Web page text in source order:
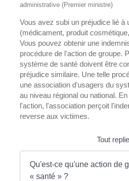
administrative (Premier ministre)
Vous avez subi un préjudice lié à
(médicament, produit
Vous pouvez obtenir une
procédure de l'action de groupe.
système de santé doivent être
préjudice similaire. Une telle
une association d'usagers du
au niveau régional ou national.
l'action, l'association perçoit
reverse aux victimes.
Tout
Qu'est-ce qu'une action de
« santé » ?